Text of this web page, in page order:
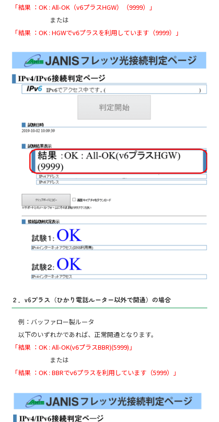
「結果 ：OK : All-OK（v6プラスHGW）（9999）」
または
「結果 ：OK : HGWでv6プラスを利用しています（9999）」
２．v6プラス（ひかり電話ルーター以外で開通）の場合
例：バッファロー製ルータ
以下のいずれかであれば、正常開通となります。
「結果 ：OK : All-OK(v6プラスBBR)(5999)」
または
「結果 ：OK : BBRでv6プラスを利用しています（5999）」